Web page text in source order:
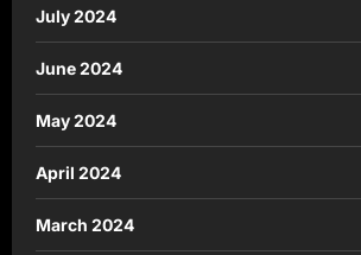
July 2024
June 2024
May 2024
April 2024
March 2024